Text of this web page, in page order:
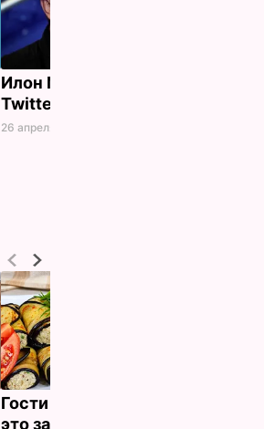
Илон Маск купил
Twitter за $44 млрд
26 апреля, 10.10
Гости думают, что
это закуска из